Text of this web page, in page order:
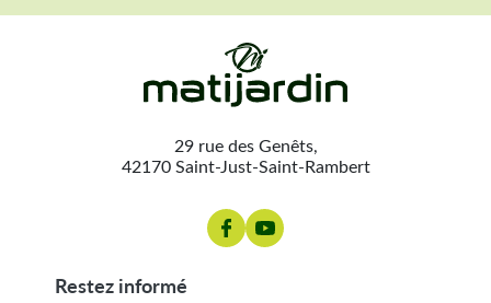
29 rue des Genêts,
42170 Saint-Just-Saint-Rambert
restez informé